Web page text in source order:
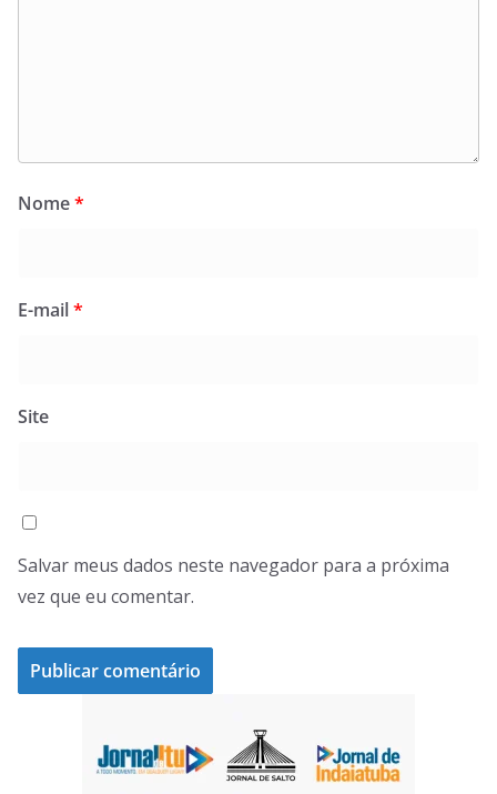
Nome*
E-mail*
Site
Salvar meus dados neste navegador para a próxima
vez que eu comentar.